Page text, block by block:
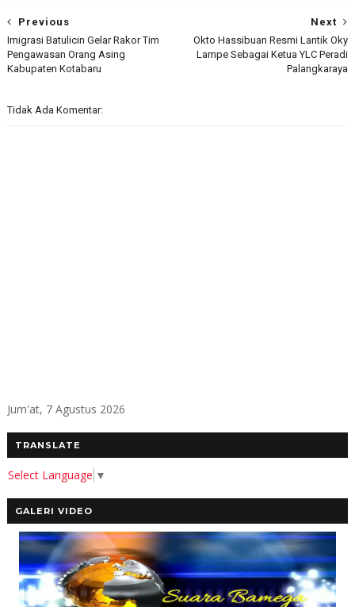
Next
Okto Hassibuan Resmi Lantik Oky
Lampe Sebagai Ketua YLC Peradi
Palangkaraya
Previous
Imigrasi Batulicin Gelar Rakor Tim
Pengawasan Orang Asing
Kabupaten Kotabaru
Tidak Ada Komentar:
Jum'at, 7 Agustus 2026
TRANSLATE
Select Language ▼
GALERI VIDEO